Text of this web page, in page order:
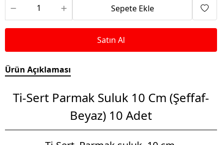
Sepete Ekle
Satın Al
Ürün Açıklaması
Ti-Sert Parmak Suluk 10 Cm (Şeffaf-
Beyaz) 10 Adet